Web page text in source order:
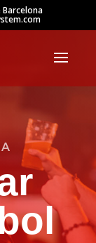
Barcelona